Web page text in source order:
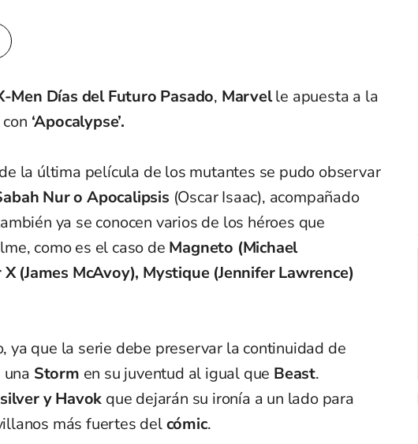
Men Días del Futuro Pasado, Marvelle apuesta a la
‘Apocalypse’.
la última película de los mutantes se pudo observar
Nur o Apocalipsis (Oscar Isaac), acompañado
ya se conocen varios de los héroes que
como es el caso de Magneto (Michael
(James McAvoy), Mystique (Jennifer Lawrence)
ya que la serie debe preservar la continuidad de
Storm en su juventud al igual que Beast.
y Havok que dejarán su ironía a un lado para
más fuertes delcómic.